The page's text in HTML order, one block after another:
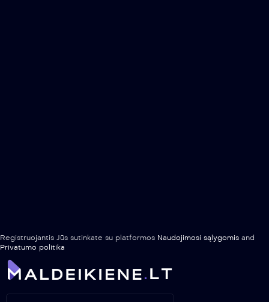
Registruojantis Jūs sutinkate su platformos Naudojimosi sąlygomis and
Privatumo politika